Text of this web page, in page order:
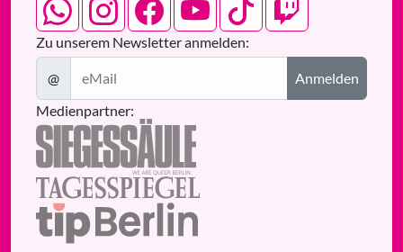
Zu unserem Newsletter anmelden:
@
Anmelden
Medienpartner: